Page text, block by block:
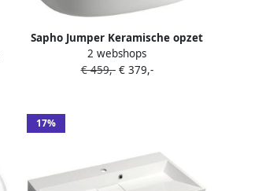
Sapho Jumper Keramische opzet
waskom 50x13x40cm (zonder
overloopgat)
2 webshops
€ 459,-€ 379,-
17%